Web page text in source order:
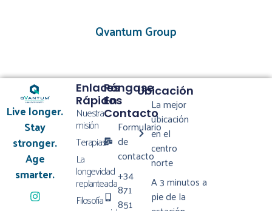
Qvantum Group
Live longer.
Stay
stronger.
Age
smarter.
Enlaces
Rápidos
Nuestra
misión
Terapias
La
longevidad
replanteada
Filosofía
Póngase
En
Contacto
Formulario
de
contacto
+34
871
851
Ubicación
La mejor
ubicación
en el
centro
norte
A 3 minutos a
pie de la